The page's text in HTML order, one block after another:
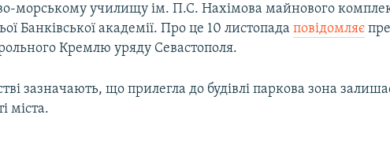
морському училищу ім. П.С. Нахімова майнового
Банківської академії. Про це 10 листопадаповідомляє
Кремлю уряду Севастополя.
зазначають, що прилегла до будівлі паркова зона
міста.